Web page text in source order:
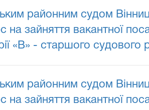
районним судом
на зайняття вакантної
«В» - старшого судового
районним судом
на зайняття вакантної